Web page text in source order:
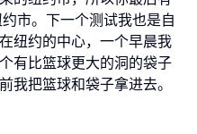
市。下一个测试我也是自
纽约的中心，一个早晨我
有比篮球更大的洞的袋子
我把篮球和袋子拿进去。